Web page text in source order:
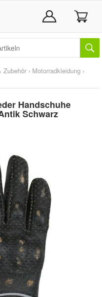
Zubehör › Motorradkleidung ›
Handschuhe
Schwarz